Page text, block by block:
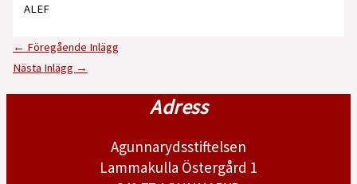
ALEF
← Föregående Inlägg
Nästa Inlägg →
Adress
Agunnarydsstiftelsen
Lammakulla Östergård 1